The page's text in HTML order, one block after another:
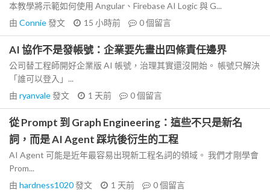
本教學將示範如何使用 Angular、Firebase AI Logic 與 G...
由 Connie發文 15 小時前 0個留言
AI 協作不是發帳號：企業要先畫出四條責任邊界
公司替工程師開好企業版 AI 帳號，治理其實還沒開始。 帳號只解決
「誰可以登入」...
由 ryanvale發文 1 天前 0個留言
從 Prompt 到 Graph Engineering：這些不只是新名
詞，而是 AI Agent 踩坑後衍生的工程
AI Agent 可能是近年最容易出現新工程名詞的領域。 我們才剛學會
Prom...
由 hardness1020發文 1 天前 0個留言